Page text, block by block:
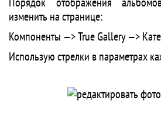
изменить на странице:
Компоненты —> True Gallery —>
Использую стрелки в параметрах